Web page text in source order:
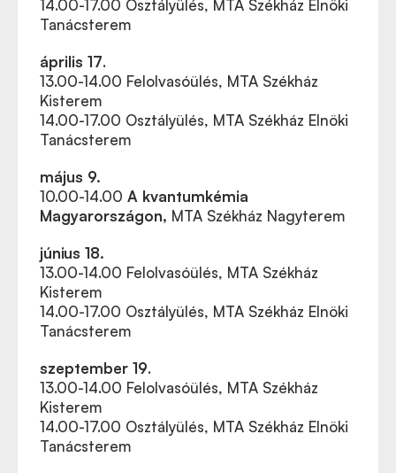
14.00-17.00 Osztályülés, MTA Székház Elnöki
Tanácsterem
április 17.
13.00-14.00 Felolvasóülés, MTA Székház
Kisterem
14.00-17.00 Osztályülés, MTA Székház Elnöki
Tanácsterem
május 9.
10.00-14.00 A kvantumkémia
Magyarországon, MTA Székház Nagyterem
június 18.
13.00-14.00 Felolvasóülés, MTA Székház
Kisterem
14.00-17.00 Osztályülés, MTA Székház Elnöki
Tanácsterem
szeptember 19.
13.00-14.00 Felolvasóülés, MTA Székház
Kisterem
14.00-17.00 Osztályülés, MTA Székház Elnöki
Tanácsterem